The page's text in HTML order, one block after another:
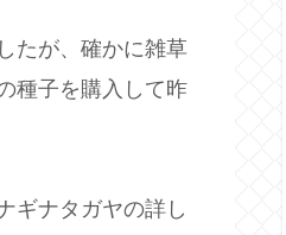
たが、確かに雑草
種子を購入して昨
ギナタガヤの詳し